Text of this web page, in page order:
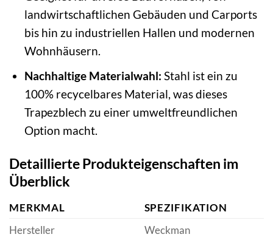
landwirtschaftlichen Gebäuden und Carports
bis hin zu industriellen Hallen und modernen
Wohnhäusern.
Nachhaltige Materialwahl: Stahl ist ein zu
100% recycelbares Material, was dieses
Trapezblech zu einer umweltfreundlichen
Option macht.
Detaillierte Produkteigenschaften im
Überblick
MERKMAL
SPEZIFIKATION
Hersteller
Weckman